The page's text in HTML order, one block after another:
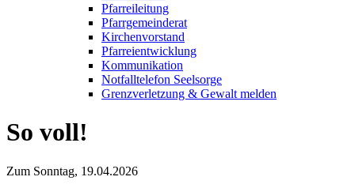
Pfarreileitung
Pfarrgemeinderat
Kirchenvorstand
Pfarreientwicklung
Kommunikation
Notfalltelefon Seelsorge
Grenzverletzung & Gewalt melden
So voll!
Zum Sonntag, 19.04.2026